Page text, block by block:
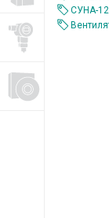
СУНА-